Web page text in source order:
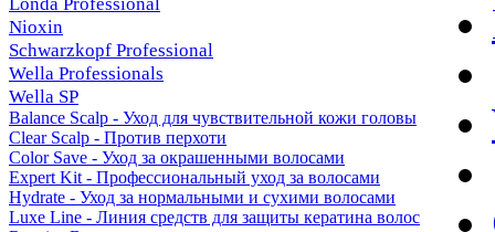
Nioxin
Schwarzkopf Professional
Wella Professionals
Wella SP
Balance Scalp - Уход для чувствительной кожи головы
Clear Scalp - Против перхоти
Color Save - Уход за окрашенными волосами
Expert Kit - Профессиональный уход за волосами
Hydrate - Уход за нормальными и сухими волосами
Luxe Line - Линия средств для защиты кератина волос